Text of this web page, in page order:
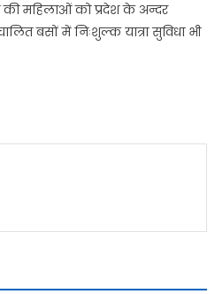
की महिलाओं को प्रदेश के अन्दर
बसों में निःशुल्क यात्रा सुविधा भी